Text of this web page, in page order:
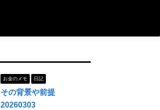
お金のメモ 日記
その背景や前提
20260303